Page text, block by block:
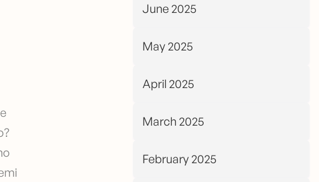
June 2025
May 2025
April 2025
March 2025
February 2025